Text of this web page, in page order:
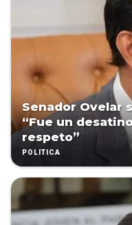
Senador Ovelar
“Fue un
respeto”
POLÍTICA